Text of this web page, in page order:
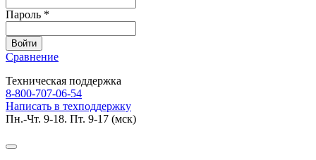
Пароль *
Сравнение
Техническая поддержка
8-800-707-06-54
Написать в техподдержку
Пн.-Чт. 9-18. Пт. 9-17 (мск)